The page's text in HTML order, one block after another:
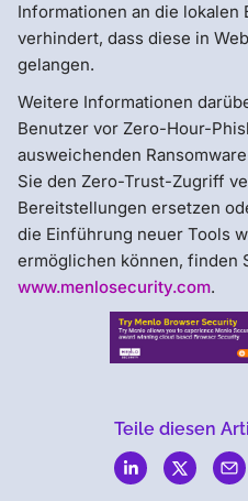
Informationen an die lokalen
verhindert, dass diese in
gelangen.
Weitere Informationen
Benutzer vor Zero-Hour-
ausweichenden
Sie den Zero-Trust-Zugriff
Bereitstellungen ersetzen
die Einführung neuer Tools
ermöglichen können, finden
www.menlosecurity.com.
Teile diesen